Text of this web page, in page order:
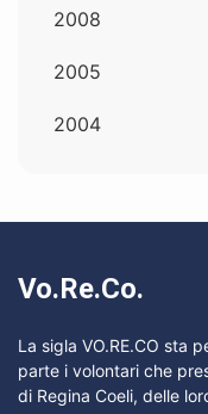
2008
2005
2004
Vo.Re.Co.
La sigla VO.RE.CO sta
parte i volontari che
di Regina Coeli, delle